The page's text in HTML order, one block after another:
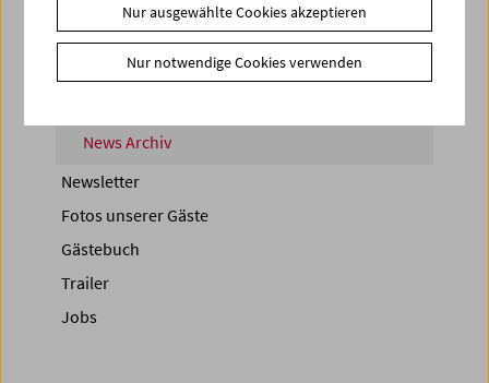
News Archiv
Newsletter
Fotos unserer Gäste
Gästebuch
Trailer
Jobs
Nur ausgewählte Cookies akzeptieren
Nur notwendige Cookies verwenden